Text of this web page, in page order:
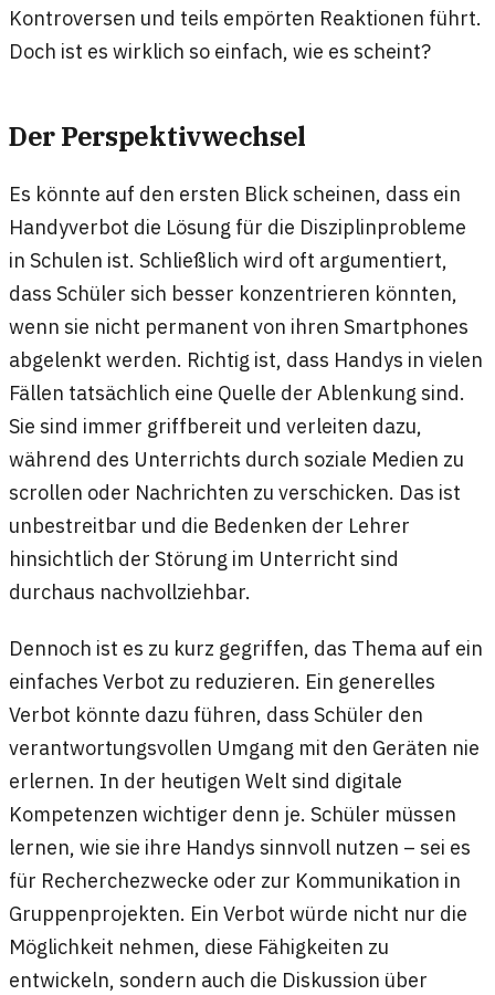
Kontroversen und teils empörten Reaktionen führt.
Doch ist es wirklich so einfach, wie es scheint?
Der Perspektivwechsel
Es könnte auf den ersten Blick scheinen, dass ein
Handyverbot die Lösung für die Disziplinprobleme
in Schulen ist. Schließlich wird oft argumentiert,
dass Schüler sich besser konzentrieren könnten,
wenn sie nicht permanent von ihren Smartphones
abgelenkt werden. Richtig ist, dass Handys in vielen
Fällen tatsächlich eine Quelle der Ablenkung sind.
Sie sind immer griffbereit und verleiten dazu,
während des Unterrichts durch soziale Medien zu
scrollen oder Nachrichten zu verschicken. Das ist
unbestreitbar und die Bedenken der Lehrer
hinsichtlich der Störung im Unterricht sind
durchaus nachvollziehbar.
Dennoch ist es zu kurz gegriffen, das Thema auf ein
einfaches Verbot zu reduzieren. Ein generelles
Verbot könnte dazu führen, dass Schüler den
verantwortungsvollen Umgang mit den Geräten nie
erlernen. In der heutigen Welt sind digitale
Kompetenzen wichtiger denn je. Schüler müssen
lernen, wie sie ihre Handys sinnvoll nutzen – sei es
für Recherchezwecke oder zur Kommunikation in
Gruppenprojekten. Ein Verbot würde nicht nur die
Möglichkeit nehmen, diese Fähigkeiten zu
entwickeln, sondern auch die Diskussion über